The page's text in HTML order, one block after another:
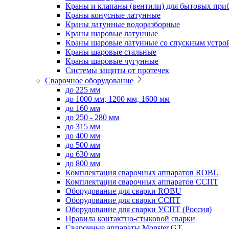
Краны и клапаны (вентили) для бытовых
Краны конусные латунные
Краны латунные водоразборные
Краны шаровые латунные
Краны шаровые латунные со спускным
Краны шаровые стальные
Краны шаровые чугунные
Системы защиты от протечек
Сварочное оборудование
до 225 мм
до 1000 мм, 1200 мм, 1600 мм
до 160 мм
до 250 - 280 мм
до 315 мм
до 400 мм
до 500 мм
до 630 мм
до 800 мм
Комплектация сварочных аппаратов ROBU
Комплектация сварочных аппаратов ССПТ
Оборудование для сварки ROBU
Оборудование для сварки ССПТ
Оборудование для сварки УСПТ (Россия)
Правила контактно-стыковой сварки